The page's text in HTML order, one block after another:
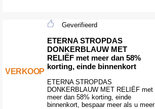
VERKOOP
Geverifieerd
ETERNA STROPDAS
DONKERBLAUW MET
RELIËF met meer dan 58%
korting, einde binnenkort
ETERNA STROPDAS
DONKERBLAUW MET RELIËF met
meer dan 58% korting, einde
binnenkort, bespaar meer als u meer